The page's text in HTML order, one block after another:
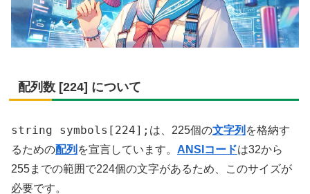
配列数 [224] について
string symbols[224]; は、225個の文字列 を格納す
るための配列 を宣言しています。 ANSIコードは32から
255までの範囲で224個の文字があるため、このサイズが
必要です。